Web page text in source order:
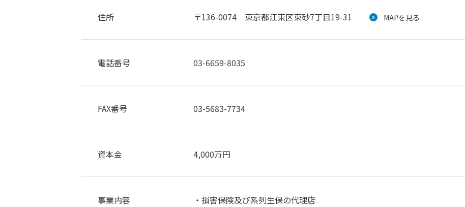
住所 〒136-0074 東京都江東区東砂7丁目19-31 MAPを見る
電話番号 03-6659-8035
FAX番号 03-5683-7734
資本金 4,000万円
事業内容
損害保険及び系列生保の代理店